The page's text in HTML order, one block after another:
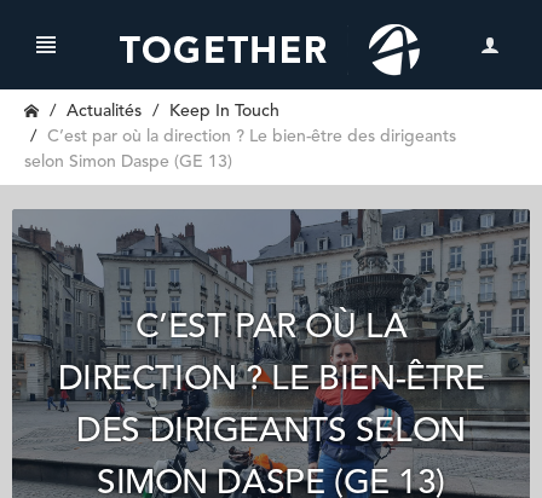
Actualités
Keep In Touch
C’est par où la direction ? Le bien-être des dirigeants
selon Simon Daspe (GE 13)
C’EST PAR OÙ LA
DIRECTION ? LE BIEN-ÊTRE
DES DIRIGEANTS SELON
SIMON DASPE (GE 13)